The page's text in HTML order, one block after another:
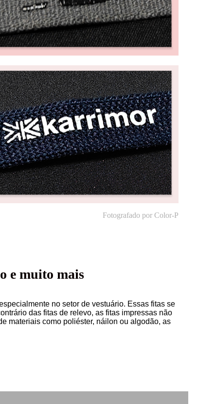
Fotografado por Color-P
e muito mais
no setor de vestuário. Essas fitas se
das fitas de relevo, as fitas impressas não
materiais como poliéster, náilon ou algodão, as